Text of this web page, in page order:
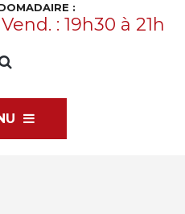
:
: 19h30 à 21h